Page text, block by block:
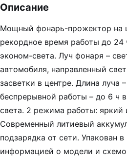
Описание
Мощный фонарь-прожектор на
рекордное время работы до
эконом-света. Луч фонаря –
автомобиля, направленный
засветки в центре. Длина луча
беспрерывной работы – до 6 ч
света. 2 режима работы: яркий
Современный литиевый
подзарядка от сети. Упакован
информацией о модели и